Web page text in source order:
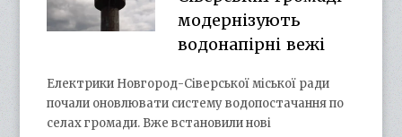
модернізують
водонапірні вежі
Електрики Новгород-Сіверської міської ради
почали оновлювати систему водопостачання по
селах громади. Вже встановили нові